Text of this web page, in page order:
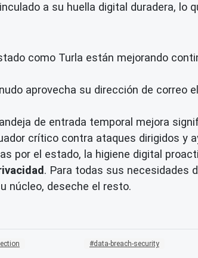
a su huella digital duradera, lo
como Turla están mejorando
aprovecha su dirección de correo
de entrada temporal mejora
crítico contra ataques dirigidos y
por el estado, la higiene digital
. Para todas sus necesidades
núcleo, deseche el resto.
data-breach-security